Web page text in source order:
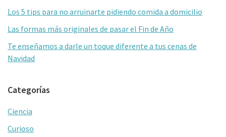
Los 5 tips para no arruinarte pidiendo comida a domicilio
Las formas más originales de pasar el Fin de Año
Te enseñamos a darle un toque diferente a tus cenas de
Navidad
Categorías
Ciencia
Curioso